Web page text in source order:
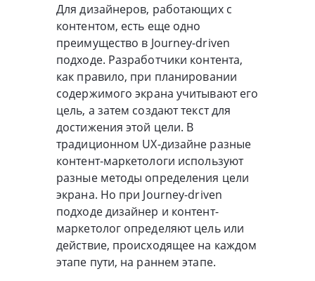
Для дизайнеров, работающих с
контентом, есть еще одно
преимущество в Journey-driven
подходе. Разработчики контента,
как правило, при планировании
содержимого экрана учитывают его
цель, а затем создают текст для
достижения этой цели. В
традиционном UX-дизайне разные
контент-маркетологи используют
разные методы определения цели
экрана. Но при Journey-driven
подходе дизайнер и контент-
маркетолог определяют цель или
действие, происходящее на каждом
этапе пути, на раннем этапе.